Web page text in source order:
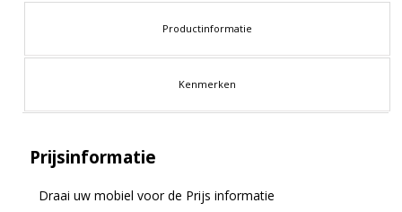
Productinformatie
Kenmerken
Prijsinformatie
Draai uw mobiel voor de Prijs informatie